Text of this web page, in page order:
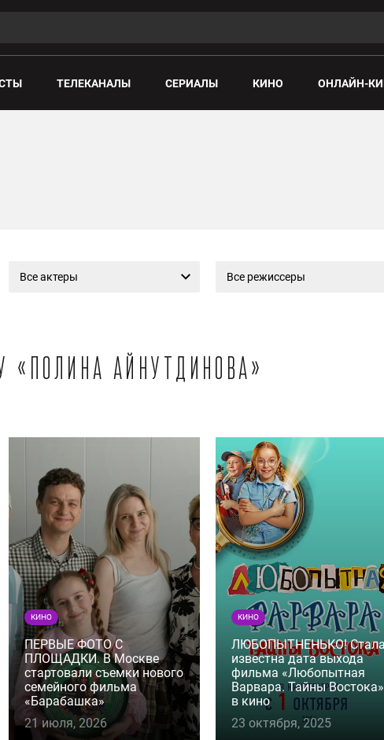
ТЕЛЕКАНАЛЫ СЕРИАЛЫ КИНО ОНЛАЙН-
Все актеры Все режиссеры
«Полина Айнутдинова»
КИНО
ПЕРВЫЕ ФОТО С
ПЛОЩАДКИ. В Москве
стартовали съемки нового
семейного фильма
«Барабашка»
21 июля, 2026
КИНО
ЛЮБОПЫТНЕНЬКО!
известна дата выхода
фильма «Любопытная
Варвара. Тайны Востока»
в кино
23 октября, 2025